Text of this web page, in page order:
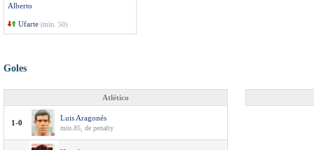
Alberto
Ufarte (min. 50)
Goles
Atlético
1-0
Luis Aragonés
min.85, de penalty